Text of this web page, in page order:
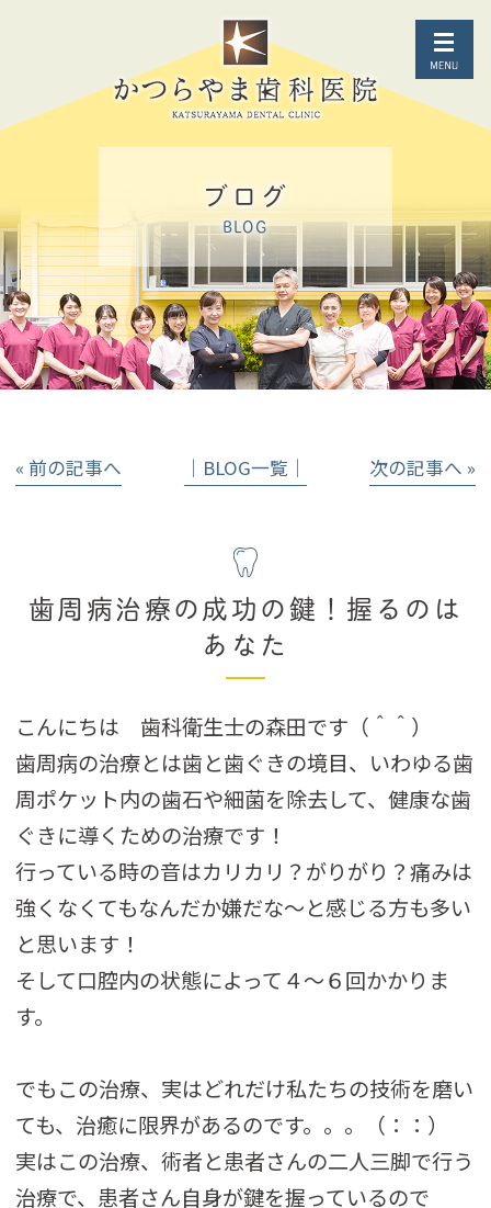
ブログ
BLOG
« 前の記事へ │BLOG一覧│ 次の記事へ »
歯周病治療の成功の鍵！握るのは
あなた
こんにちは 歯科衛生士の森田です（＾＾）
歯周病の治療とは歯と歯ぐきの境目、いわゆる歯
周ポケット内の歯石や細菌を除去して、健康な歯
ぐきに導くための治療です！
行っている時の音はカリカリ？がりがり？痛みは
強くなくてもなんだか嫌だな～と感じる方も多い
と思います！
そして口腔内の状態によって４～６回かかりま
す。
でもこの治療、実はどれだけ私たちの技術を磨い
ても、治癒に限界があるのです。。。（：：）
実はこの治療、術者と患者さんの二人三脚で行う
治療で、患者さん自身が鍵を握っているので